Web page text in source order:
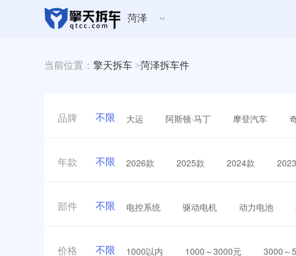
菏泽
当前位置： 擎天拆车 >菏泽拆车件
品牌 不限 大运 阿斯顿·马丁 摩登汽车
年款 不限 2026款 2025款 2024款
部件 不限 电控系统 驱动电机 动力电池
价格 不限 1000以内 1000～3000元 3000～